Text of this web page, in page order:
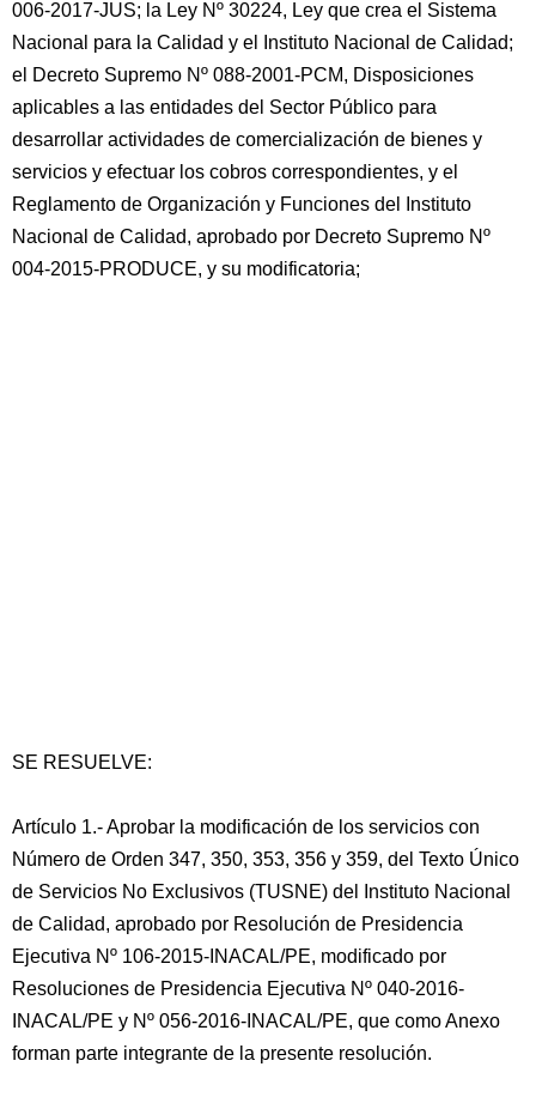
006-2017-JUS; la Ley Nº 30224, Ley que crea el Sistema
Nacional para la Calidad y el Instituto Nacional de Calidad;
el Decreto Supremo Nº 088-2001-PCM, Disposiciones
aplicables a las entidades del Sector Público para
desarrollar actividades de comercialización de bienes y
servicios y efectuar los cobros correspondientes, y el
Reglamento de Organización y Funciones del Instituto
Nacional de Calidad, aprobado por Decreto Supremo Nº
004-2015-PRODUCE, y su modificatoria;
SE RESUELVE:
Artículo 1.- Aprobar la modificación de los servicios con
Número de Orden 347, 350, 353, 356 y 359, del Texto Único
de Servicios No Exclusivos (TUSNE) del Instituto Nacional
de Calidad, aprobado por Resolución de Presidencia
Ejecutiva Nº 106-2015-INACAL/PE, modificado por
Resoluciones de Presidencia Ejecutiva Nº 040-2016-
INACAL/PE y Nº 056-2016-INACAL/PE, que como Anexo
forman parte integrante de la presente resolución.